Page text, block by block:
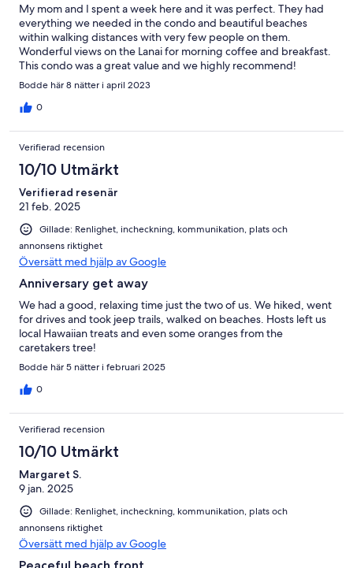
My mom and I spent a week here and it was perfect. They had
everything we needed in the condo and beautiful beaches
within walking distances with very few people on them.
Wonderful views on the Lanai for morning coffee and breakfast.
This condo was a great value and we highly recommend!
Bodde här 8 nätter i april 2023
0
Verifierad recension
10/10 Utmärkt
Verifierad resenär
21 feb. 2025
Gillade: Renlighet, incheckning, kommunikation, plats och
annonsens riktighet
Översätt med hjälp av Google
Anniversary get away
We had a good, relaxing time just the two of us. We hiked, went
for drives and took jeep trails, walked on beaches. Hosts left us
local Hawaiian treats and even some oranges from the
caretakers tree!
Bodde här 5 nätter i februari 2025
0
Verifierad recension
10/10 Utmärkt
Margaret S.
9 jan. 2025
Gillade: Renlighet, incheckning, kommunikation, plats och
annonsens riktighet
Översätt med hjälp av Google